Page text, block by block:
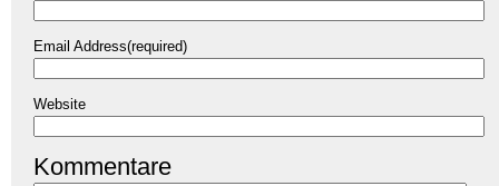
Email Address(required)
Website
Kommentare